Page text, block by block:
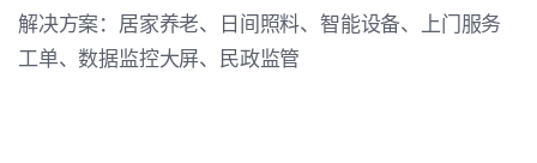
解决方案：居家养老、日间照料、智能设备、上门服务
工单、数据监控大屏、民政监管